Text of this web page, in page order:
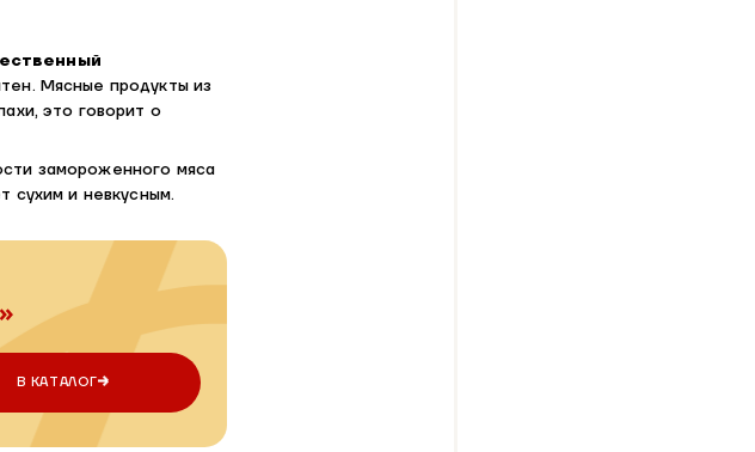
Мясные продукты из
это говорит о
замороженного мяса
сухим и невкусным.
В КАТАЛОГ